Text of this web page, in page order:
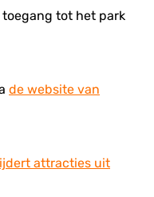
toegang tot het park
de website van
attracties uit